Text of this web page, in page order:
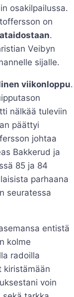
osakilpailussa.
on
.
Veibyn
sijalle.
viikonloppu.
nälkää tuleviin
päättyi
johtaa
Bakkerud ja
85 ja 84
parhaana
seuratessa
entistä
kolme
radoilla
kiristämään
voin